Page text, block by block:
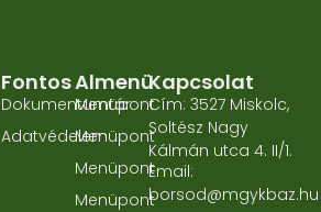
Almenü
Menüpont
Menüpont
Menüpont
Menüpont
Fontos
Dokumentumtár
Adatvédelem
Kapcsolat
Cím: 3527 Miskolc,
Soltész Nagy
Kálmán utca 4. II/1.
Email:
borsod@mgykbaz.hu